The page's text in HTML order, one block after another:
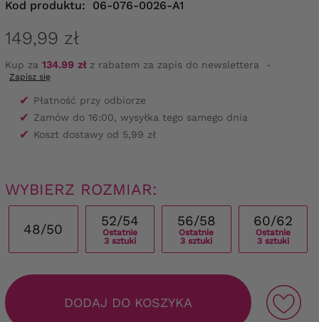
Kod produktu: 06-076-0026-A1
149,99 zł
Kup za 134.99 złz rabatem za zapis do newslettera -
Zapisz się
✔ Płatność przy odbiorze
✔ Zamów do 16:00, wysyłka tego samego dnia
✔ Koszt dostawy od 5,99 zł
WYBIERZ ROZMIAR:
48/50
52/54
Ostatnie
3 sztuki
56/58
Ostatnie
3 sztuki
60/62
Ostatnie
3 sztuki
DODAJ DO KOSZYKA